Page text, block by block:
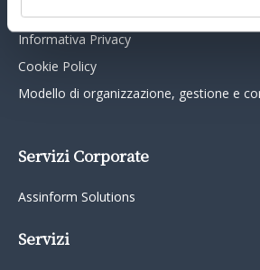
Collabora con noi
Informativa Privacy
Cookie Policy
Modello di organizzazione, gestione e
Servizi Corporate
Assinform Solutions
Servizi